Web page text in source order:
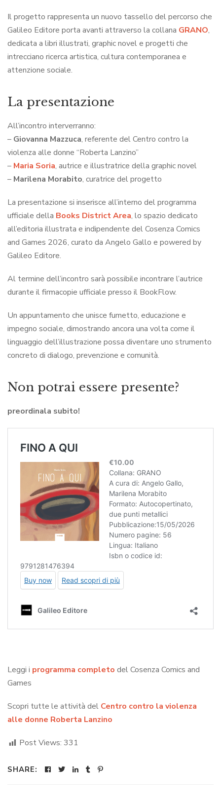
Il progetto rappresenta un nuovo tassello del percorso che
Galileo Editore porta avanti attraverso la collana GRANO,
dedicata a libri illustrati, graphic novel e progetti che
intrecciano ricerca artistica, cultura contemporanea e
attenzione sociale.
La presentazione
All’incontro interverranno:
– Giovanna Mazzuca, referente del Centro contro la
violenza alle donne “Roberta Lanzino”
– Maria Soria, autrice e illustratrice della graphic novel
– Marilena Morabito, curatrice del progetto
La presentazione si inserisce all’interno del programma
ufficiale della Books District Area, lo spazio dedicato
all’editoria illustrata e indipendente del Cosenza Comics
and Games 2026, curato da Angelo Gallo e powered by
Galileo Editore.
Al termine dell’incontro sarà possibile incontrare l’autrice
durante il firmacopie ufficiale presso il BookFlow.
Un appuntamento che unisce fumetto, educazione e
impegno sociale, dimostrando ancora una volta come il
linguaggio dell’illustrazione possa diventare uno strumento
concreto di dialogo, prevenzione e comunità.
Non potrai essere presente?
preordinala subito!
Leggi i programma completo del Cosenza Comics and
Games
Scopri tutte le attività del Centro contro la violenza
alle donne Roberta Lanzino
Post Views: 331
SHARE: